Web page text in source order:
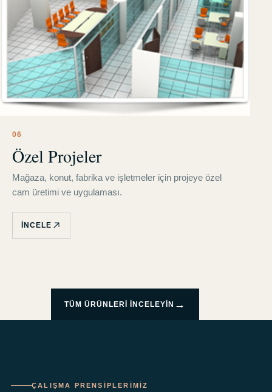
06
Özel Projeler
Mağaza, konut, fabrika ve işletmeler için projeye özel
cam üretimi ve uygulaması.
İNCELE
TÜM ÜRÜNLERI INCELEYIN →
ÇALIŞMA PRENSIPLERIMIZ